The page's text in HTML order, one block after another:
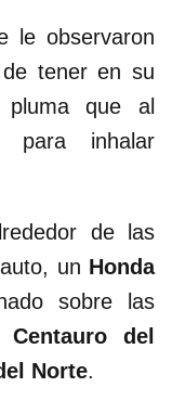
le observaron
de tener en su
que al
para inhalar
de las
un Honda
sobre las
Centauro del
Norte.